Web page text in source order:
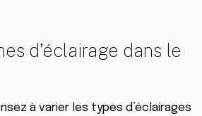
d’éclairage dans le
à varier les types d’éclairages